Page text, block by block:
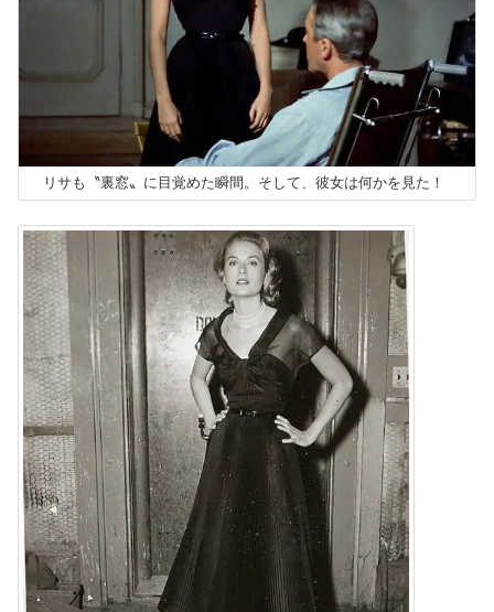
リサも〝裏窓〟に目覚めた瞬間。そして、彼女は何かを見た！